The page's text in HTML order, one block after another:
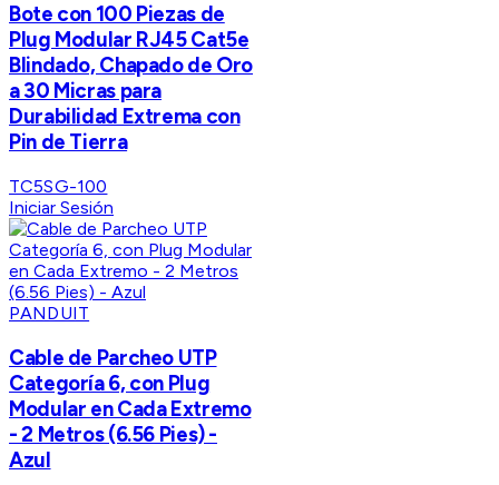
Bote con 100 Piezas de
Plug Modular RJ45 Cat5e
Blindado, Chapado de Oro
a 30 Micras para
Durabilidad Extrema con
Pin de Tierra
TC5SG-100
Iniciar Sesión
PANDUIT
Cable de Parcheo UTP
Categoría 6, con Plug
Modular en Cada Extremo
- 2 Metros (6.56 Pies) -
Azul